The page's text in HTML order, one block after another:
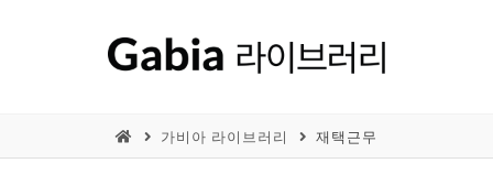
가비아 라이브러리 재택근무